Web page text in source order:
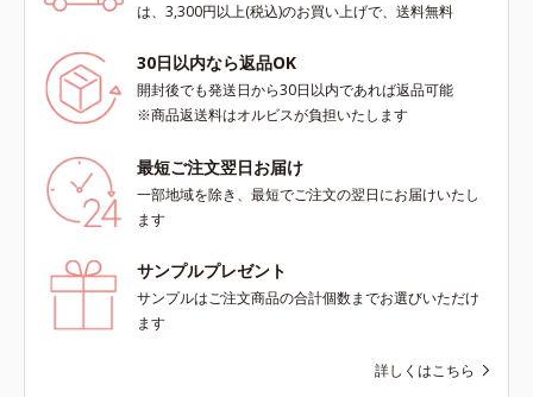
は、3,300円以上(税込)のお買い上げで、送料無料
30日以内なら返品OK
開封後でも発送日から30日以内であれば返品可能
※商品返送料はオルビスが負担いたします
最短ご注文翌日お届け
一部地域を除き、最短でご注文の翌日にお届けいたし
ます
サンプルプレゼント
サンプルはご注文商品の合計個数までお選びいただけ
ます
詳しくはこちら